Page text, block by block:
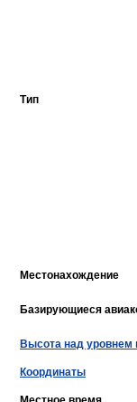
Тип
Местонахождение
Базирующиеся
Высота над уровнем
Координаты